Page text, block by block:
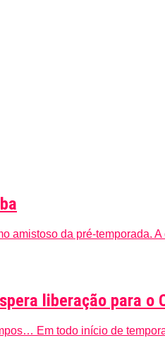
amistoso da pré-temporada.
liberação para o
Em todo início de